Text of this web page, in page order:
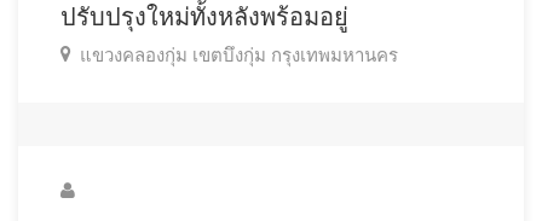
ปรับปรุงใหม่ทั้งหลังพร้อมอยู่
แขวงคลองกุ่ม เขตบึงกุ่ม กรุงเทพมหานคร